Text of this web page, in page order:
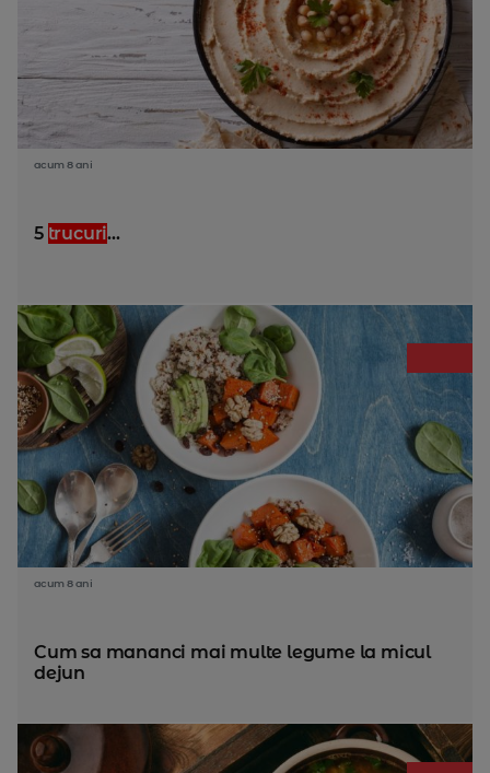
acum 8 ani
5 trucuri...
acum 8 ani
Cum sa mananci mai multe legume la micul
dejun